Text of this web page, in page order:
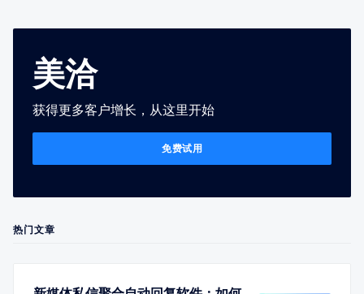
美洽
获得更多客户增长，从这里开始
免费试用
热门文章